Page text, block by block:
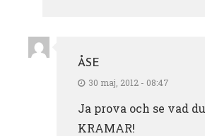
ÅSE
30 maj, 2012 - 08:47
Ja prova och se vad
KRAMAR!